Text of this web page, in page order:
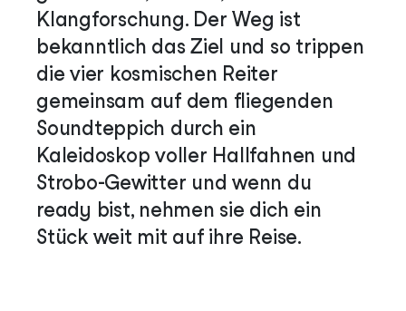
Klangforschung. Der Weg ist
bekanntlich das Ziel und so trippen
die vier kosmischen Reiter
gemeinsam auf dem fliegenden
Soundteppich durch ein
Kaleidoskop voller Hallfahnen und
Strobo-Gewitter und wenn du
ready bist, nehmen sie dich ein
Stück weit mit auf ihre Reise.